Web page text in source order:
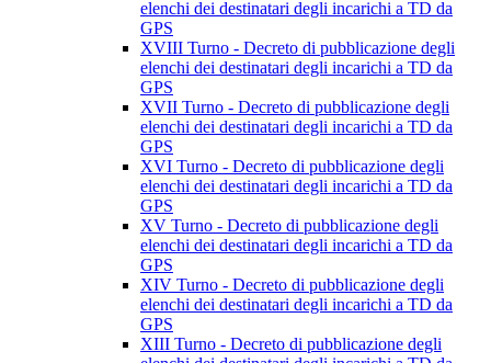
elenchi dei destinatari degli incarichi a TD da
GPS
XVIII Turno - Decreto di pubblicazione degli
elenchi dei destinatari degli incarichi a TD da
GPS
XVII Turno - Decreto di pubblicazione degli
elenchi dei destinatari degli incarichi a TD da
GPS
XVI Turno - Decreto di pubblicazione degli
elenchi dei destinatari degli incarichi a TD da
GPS
XV Turno - Decreto di pubblicazione degli
elenchi dei destinatari degli incarichi a TD da
GPS
XIV Turno - Decreto di pubblicazione degli
elenchi dei destinatari degli incarichi a TD da
GPS
XIII Turno - Decreto di pubblicazione degli